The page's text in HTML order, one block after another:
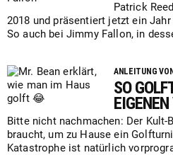
Patrick
2018 und präsentiert jetzt ein
So auch bei Jimmy Fallon, in
ANLEITUNG
SO
Bitte nicht nachmachen: Der Kult-
braucht, um zu Hause ein
Katastrophe ist natürlich